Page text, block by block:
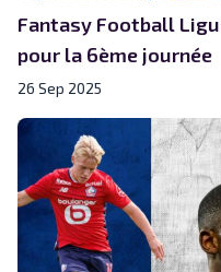
Fantasy Football
pour la 6ème journée
26 Sep 2025